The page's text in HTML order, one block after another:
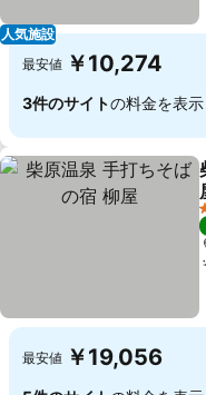
人気施設
最安値 ￥10,274
3件のサイトの料金を表示
最安値 ￥19,056